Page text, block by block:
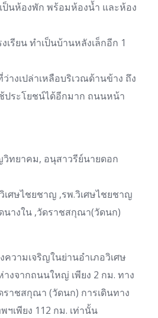
ป็นห้องพัก พร้อมห้องน้ำ และห้อง
รียน ทำเป็นบ้านหลังเล็กอีก 1
างเปล่าเหลือบริเวณด้านข้าง ถึง
ประโยชน์ได้อีกมาก ถนนหน้า
วิทยาคม, อนุสาวรีย์นายดอก
เศษไชยชาญ ,รพ.วิเศษไชยชาญ
นางใน ,วัดราชสกุณา(วัดนก)
ความเจริญในย่านอำเภอวิเศษ
งจากถนนใหญ่ เพียง 2 กม. ทาง
ราชสกุณา (วัดนก) การเดินทาง
ฯเพียง 112 กม. เท่านั้น